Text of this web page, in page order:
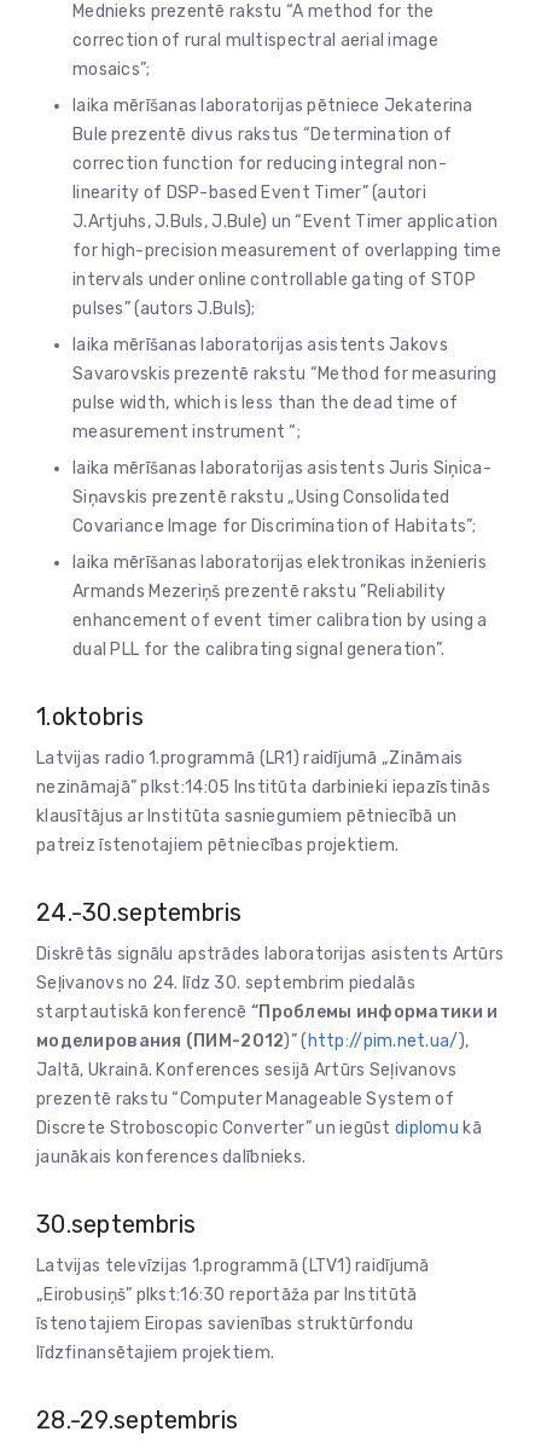
Mednieks prezentē rakstu “A method for the
correction of rural multispectral aerial image
mosaics”;
laika mērīšanas laboratorijas pētniece Jekaterina
Bule prezentē divus rakstus “Determination of
correction function for reducing integral non-
linearity of DSP-based Event Timer” (autori
J.Artjuhs, J.Buls, J.Bule) un “Event Timer application
for high-precision measurement of overlapping time
intervals under online controllable gating of STOP
pulses” (autors J.Buls);
laika mērīšanas laboratorijas asistents Jakovs
Savarovskis prezentē rakstu “Method for measuring
pulse width, which is less than the dead time of
measurement instrument “;
laika mērīšanas laboratorijas asistents Juris Siņica-
Siņavskis prezentē rakstu „Using Consolidated
Covariance Image for Discrimination of Habitats”;
laika mērīšanas laboratorijas elektronikas inženieris
Armands Mezeriņš prezentē rakstu ”Reliability
enhancement of event timer calibration by using a
dual PLL for the calibrating signal generation”.
1.oktobris
Latvijas radio 1.programmā (LR1) raidījumā „Zināmais
nezināmajā” plkst:14:05 Institūta darbinieki iepazīstinās
klausītājus ar Institūta sasniegumiem pētniecībā un
patreiz īstenotajiem pētniecības projektiem.
24.-30.septembris
Diskrētās signālu apstrādes laboratorijas asistents Artūrs
Seļivanovs no 24. līdz 30. septembrim piedalās
starptautiskā konferencē “Проблемы информатики и
моделирования (ПИМ-2012)” ( http://pim.net.ua/),
Jaltā, Ukrainā. Konferences sesijā Artūrs Seļivanovs
prezentē rakstu “Computer Manageable System of
Discrete Stroboscopic Converter” un iegūstdiplomu kā
jaunākais konferences dalībnieks.
30.septembris
Latvijas televīzijas 1.programmā (LTV1) raidījumā
„Eirobusiņš” plkst:16:30 reportāža par Institūtā
īstenotajiem Eiropas savienības struktūrfondu
līdzfinansētajiem projektiem.
28.-29.septembris